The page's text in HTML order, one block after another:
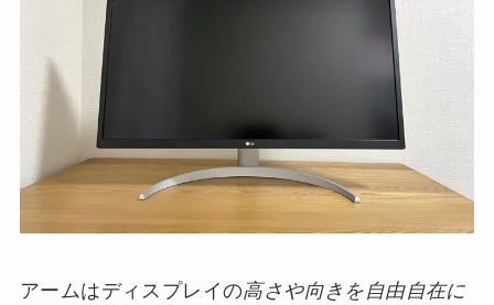
アームはディスプレイの高さや向きを自由自在に